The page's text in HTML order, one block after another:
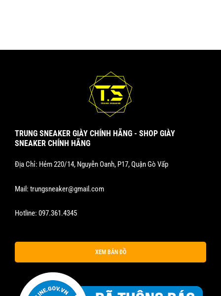
TRUNG SNEAKER GIÀY CHÍNH HÃNG - SHOP GIÀY
SNEAKER CHÍNH HÃNG
Địa Chỉ: Hẻm 220/14, Nguyễn Oanh, P17, Quận Gò Vấp
Mail: trungsneaker@gmail.com
Hotline: 097.361.4345
XEM BẢN ĐỒ